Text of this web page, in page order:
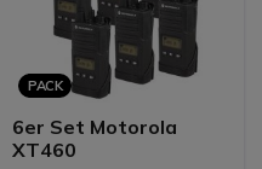
PACK
6er Set Motorola
XT460